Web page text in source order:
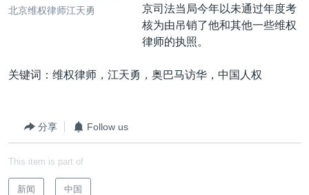
台海两岸关系
关注新疆
其他语言网站
北京维权律师江天勇
京司法当局今年以未通过年度考
核为由吊销了他和其他一些维权
律师的执照。
关键词：维权律师，江天勇，奥巴马访华，中国人权
分享 Follow us
This item is part of
新闻 中国